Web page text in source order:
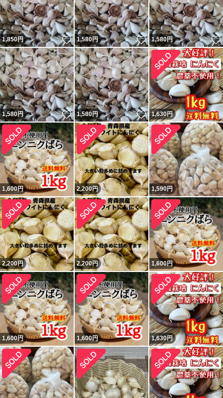
1,850円 いいね！
1,580円 いいね！
1,580円
1,580円 いいね！
1,580円 いいね！
1,630円
1,600円 2,200円 1,590円
2,200円 2,200円 1,600円
1,600円 1,600円 1,630円